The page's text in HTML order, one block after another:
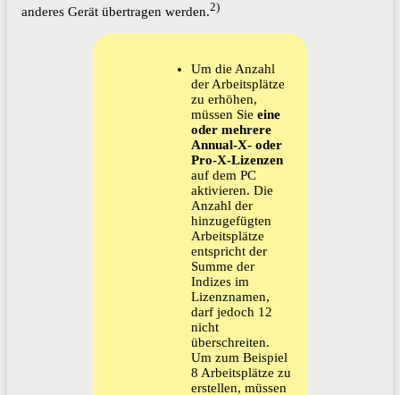
anderes Gerät übertragen werden.2)
Um die Anzahl
der Arbeitsplätze
zu erhöhen,
müssen Sie eine
oder mehrere
Annual-X- oder
Pro-X-Lizenzen
auf dem PC
aktivieren. Die
Anzahl der
hinzugefügten
Arbeitsplätze
entspricht der
Summe der
Indizes im
Lizenznamen,
darf jedoch 12
nicht
überschreiten.
Um zum Beispiel
8 Arbeitsplätze zu
erstellen, müssen